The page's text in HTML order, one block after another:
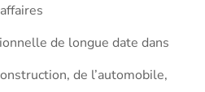
de longue date dans
de l’automobile,